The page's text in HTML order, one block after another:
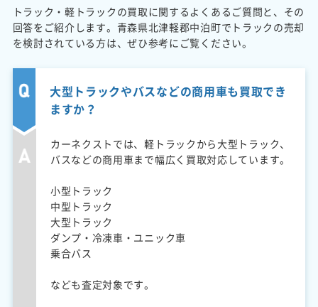
トラック・軽トラックの買取に関するよくあるご質問と、その
回答をご紹介します。青森県北津軽郡中泊町でトラックの売却
を検討されている方は、ぜひ参考にご覧ください。
大型トラックやバスなどの商用車も買取でき
ますか？
カーネクストでは、軽トラックから大型トラック、
バスなどの商用車まで幅広く買取対応しています。
小型トラック
中型トラック
大型トラック
ダンプ・冷凍車・ユニック車
乗合バス
なども査定対象です。